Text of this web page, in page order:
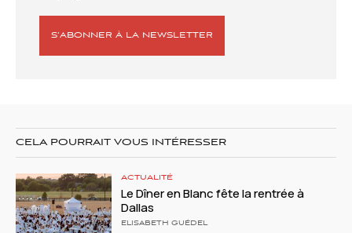
S’ABONNER À LA NEWSLETTER
CELA POURRAIT VOUS INTÉRESSER
ACTUALITÉ
Le Dîner en Blanc fête la rentrée à
Dallas
ELISABETH GUÉDEL